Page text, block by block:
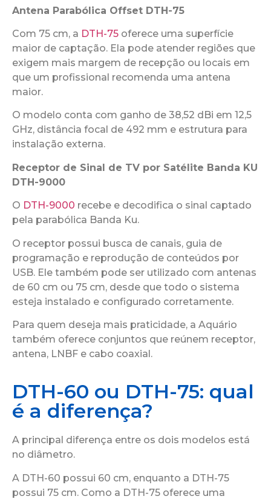
Antena Parabólica Offset DTH-75
Com 75 cm, a DTH-75 oferece uma superfície
maior de captação. Ela pode atender regiões que
exigem mais margem de recepção ou locais em
que um profissional recomenda uma antena
maior.
O modelo conta com ganho de 38,52 dBi em 12,5
GHz, distância focal de 492 mm e estrutura para
instalação externa.
Receptor de Sinal de TV por Satélite Banda KU
DTH-9000
O DTH-9000 recebe e decodifica o sinal captado
pela parabólica Banda Ku.
O receptor possui busca de canais, guia de
programação e reprodução de conteúdos por
USB. Ele também pode ser utilizado com antenas
de 60 cm ou 75 cm, desde que todo o sistema
esteja instalado e configurado corretamente.
Para quem deseja mais praticidade, a Aquário
também oferece conjuntos que reúnem receptor,
antena, LNBF e cabo coaxial.
DTH-60 ou DTH-75: qual
é a diferença?
A principal diferença entre os dois modelos está
no diâmetro.
A DTH-60 possui 60 cm, enquanto a DTH-75
possui 75 cm. Como a DTH-75 oferece uma